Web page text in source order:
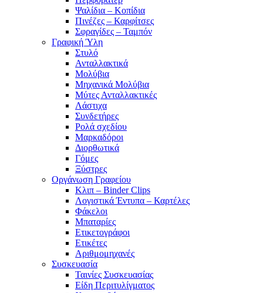
Ψαλίδια – Κοπίδια
Πινέζες – Καρφίτσες
Σφραγίδες – Ταμπόν
Γραφική Ύλη
Στυλό
Ανταλλακτικά
Μολύβια
Μηχανικά Μολύβια
Μύτες Ανταλλακτικές
Λάστιχα
Συνδετήρες
Ρολά σχεδίου
Μαρκαδόροι
Διορθωτικά
Γόμες
Ξύστρες
Οργάνωση Γραφείου
Κλιπ – Binder Clips
Λογιστικά Έντυπα – Καρτέλες
Φάκελοι
Μπαταρίες
Ετικετογράφοι
Ετικέτες
Αριθμομηχανές
Συσκευασία
Ταινίες Συσκευασίας
Είδη Περιτυλίγματος